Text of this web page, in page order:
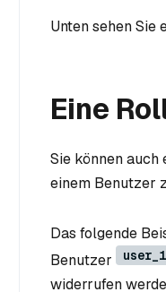
Unten sehen Sie
Eine
Sie können auch
einem Benutzer
Das folgende
Benutzer
user_1
widerrufen